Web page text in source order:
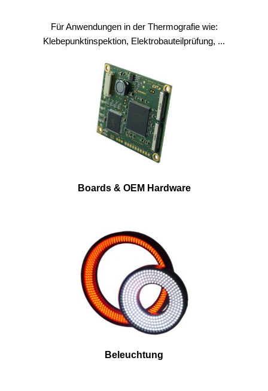
Für Anwendungen in der Thermografie wie:
Klebepunktinspektion, Elektrobauteilprüfung, ...
Boards & OEM Hardware
Beleuchtung